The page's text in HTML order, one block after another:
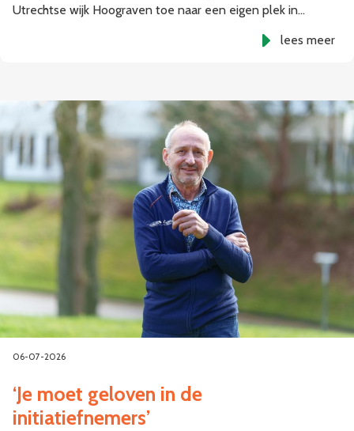
Utrechtse wijk Hoograven toe naar een eigen plek in…
lees meer
06-07-2026
‘Je moet geloven in de
initiatiefnemers’